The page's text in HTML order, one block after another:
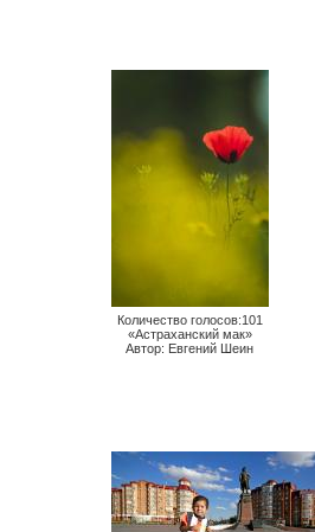
Количество голосов:101
«Астраханский мак»
Автор: Евгений Шеин